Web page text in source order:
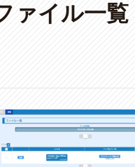
ァイル一覧